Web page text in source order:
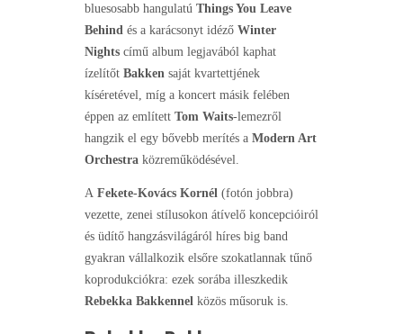
bluesosabb hangulatú Things You Leave
Behind és a karácsonyt idéző Winter
Nights című album legjavából kaphat
ízelítőt Bakken saját kvartettjének
kíséretével, míg a koncert másik felében
éppen az említett Tom Waits-lemezről
hangzik el egy bővebb merítés a Modern Art
Orchestra közreműködésével.
A Fekete-Kovács Kornél (fotón jobbra)
vezette, zenei stílusokon átívelő koncepcióiról
és üdítő hangzásvilágáról híres big band
gyakran vállalkozik elsőre szokatlannak tűnő
koprodukciókra: ezek sorába illeszkedik
Rebekka Bakkennel közös műsoruk is.